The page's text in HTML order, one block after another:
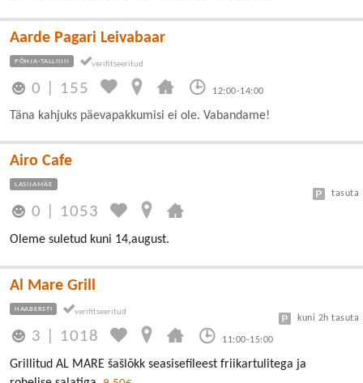
Aarde Pagari Leivabaar
PÕHJA-TALLINN
0 155 12:00-14:00
Täna kahjuks päevapakkumisi ei ole. Vabandame!
Airo Cafe
LASNAMÄE
0 1053
tasuta
Oleme suletud kuni 14,august.
Al Mare Grill
HAABERSTI
3 1018 11:00-15:00
kuni 2h tasuta
Grillitud AL MARE šašlõkk seasisefileest friikartulitega ja